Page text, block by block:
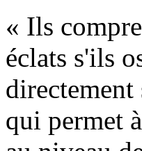
« Ils
éclats s'ils
qui permet